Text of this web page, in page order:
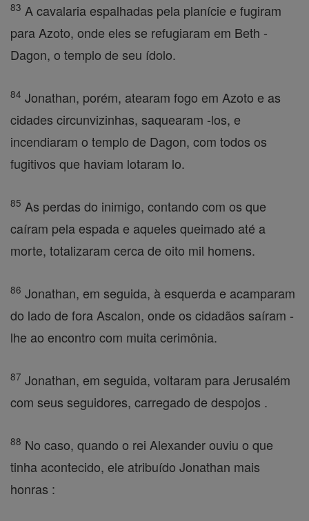
83 A cavalaria espalhadas pela planície e fugiram
para Azoto, onde eles se refugiaram em Beth -
Dagon, o templo de seu ídolo.
84 Jonathan, porém, atearam fogo em Azoto e as
cidades circunvizinhas, saquearam -los, e
incendiaram o templo de Dagon, com todos os
fugitivos que haviam lotaram lo.
85 As perdas do inimigo, contando com os que
caíram pela espada e aqueles queimado até a
morte, totalizaram cerca de oito mil homens.
86 Jonathan, em seguida, à esquerda e acamparam
do lado de fora Ascalon, onde os cidadãos saíram -
lhe ao encontro com muita cerimônia.
87 Jonathan, em seguida, voltaram para Jerusalém
com seus seguidores, carregado de despojos .
88 No caso, quando o rei Alexander ouviu o que
tinha acontecido, ele atribuído Jonathan mais
honras :